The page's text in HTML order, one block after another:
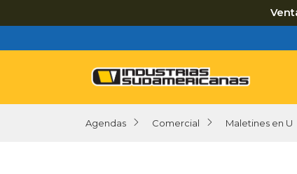
Agendas Comercial Maletines en U